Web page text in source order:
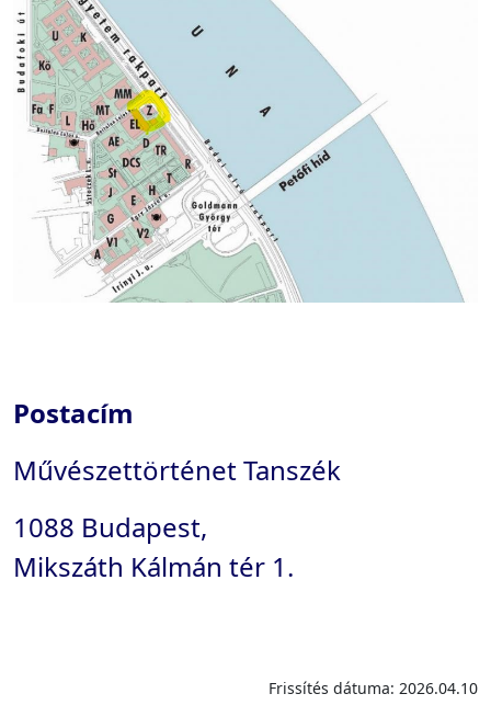
Postacím
Művészettörténet Tanszék
1088 Budapest,
Mikszáth Kálmán tér 1.
Frissítés dátuma: 2026.04.10